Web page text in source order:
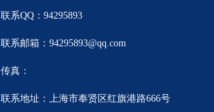
联系QQ：94295893
联系邮箱：94295893@qq.com
传真：
联系地址：上海市奉贤区红旗港路666号